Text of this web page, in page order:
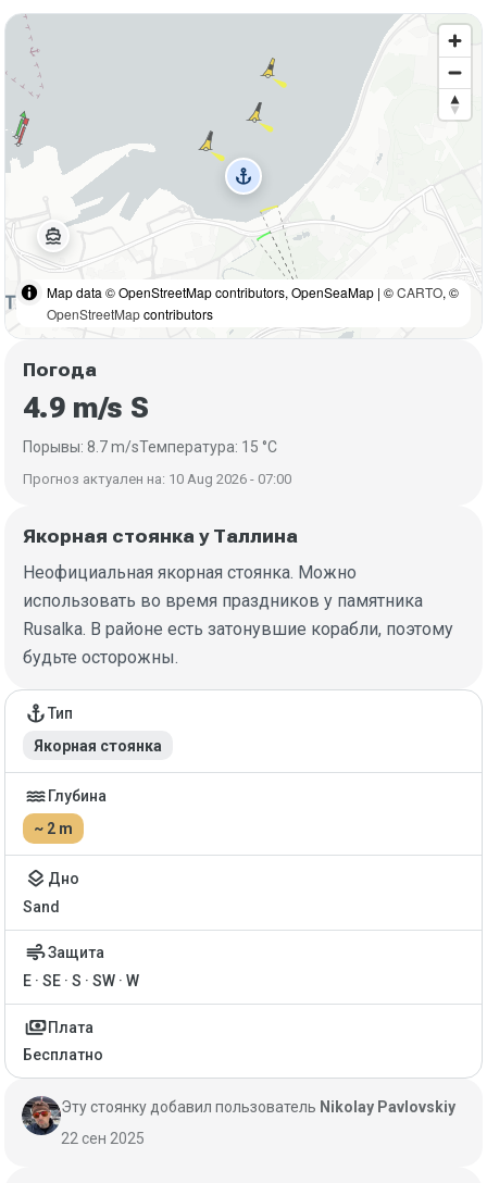
Якорная стоянка у Таллина
Неофициальная якорная стоянка. Можно
использовать во время праздников у памятника
Rusalka. В районе есть затонувшие корабли, поэтому
будьте осторожны.
Детали якорной стоянки
anchorТип
Якорная стоянка
water Глубина
~ 2 m
layers Дно
Sand
airЗащита
E · SE · S · SW · W
paymentsПлата
Бесплатно
Эту стоянку добавил пользователь Nikolay Pavlovskiy
22 сен 2025
anchor
directions_boat
Map data © OpenStreetMap contributors, OpenSeaMap | ©CARTO, ©
OpenStreetMapcontributors
Погода
4.9 m/s S
Порывы: 8.7 m/sТемпература: 15 °C
Прогноз актуален на: 10 Aug 2026 - 07:00